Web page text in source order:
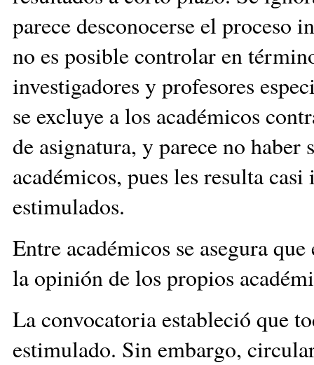
parece desconocerse el proceso
no es posible controlar en
investigadores y profesores
se excluye a los académicos
de asignatura, y parece no
académicos, pues les resulta
estimulados.
Entre académicos se asegura
la opinión de los propios
La convocatoria estableció que
estimulado. Sin embargo,